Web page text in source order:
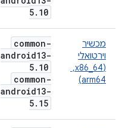
5. 10
מכשיר
וירטואלי
(x86_64, ‏
arm64)
common-
android13-
5. 10
common-
android13-
5. 15